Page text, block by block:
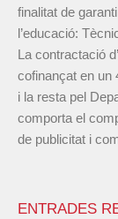
finalitat de
l’educació:
La contractació
cofinançat en un
i la resta pel
comporta el
de publicitat i
ENTRADES